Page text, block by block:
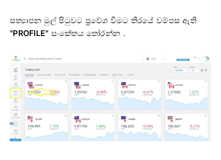
සත්‍යාපන මුල් පිටුවට ප්‍රවේශ වීමට තිරයේ වම්පස ඇති
"PROFILE" සංකේතය තෝරන්න .